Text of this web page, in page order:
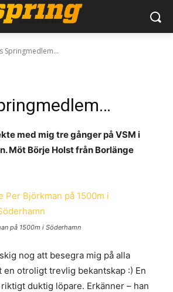
Springmedlem...
med mig tre gånger på VSM i
Möt Börje Holst från Borlänge
på 1500m i Söderhamn
nog att besegra mig på alla
en otroligt trevlig bekantskap :) En
duktig löpare. Erkänner – han